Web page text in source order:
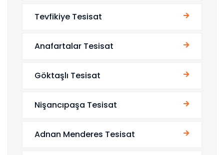
Tevfikiye Tesisat
Anafartalar Tesisat
Göktaşlı Tesisat
Nişancıpaşa Tesisat
Adnan Menderes Tesisat